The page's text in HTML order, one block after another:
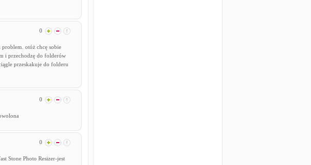
0
problem. otóż chcę sobie
i przechodzę do folderów
przeskakuje do folderu
0
0
Stone Photo Resizer-jest